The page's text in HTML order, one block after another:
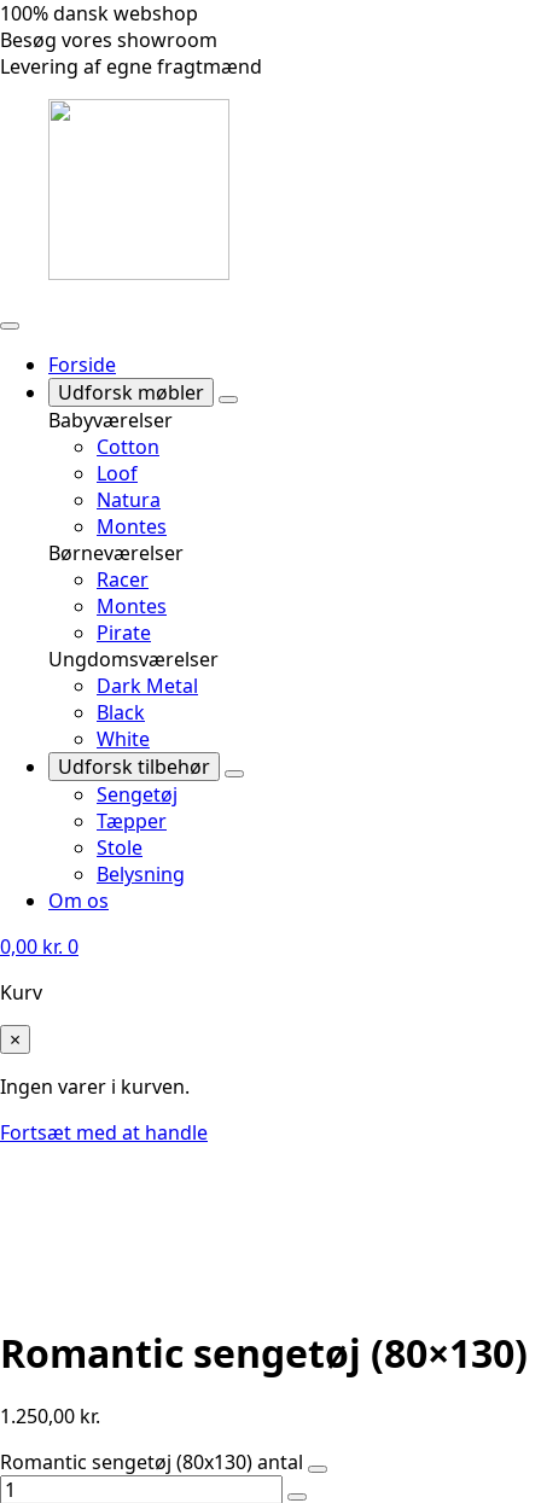
100% dansk webshop
Besøg vores showroom
Levering af egne fragtmænd
Forside
Udforsk møbler
Babyværelser
Cotton
Loof
Natura
Montes
Børneværelser
Racer
Montes
Pirate
Ungdomsværelser
Dark Metal
Black
White
Udforsk tilbehør
Sengetøj
Tæpper
Stole
Belysning
Om os
0,00 kr. 0
Kurv
×
Ingen varer i kurven.
Fortsæt med at handle
Romantic sengetøj (80×130)
1.250,00 kr.
Romantic sengetøj (80x130) antal